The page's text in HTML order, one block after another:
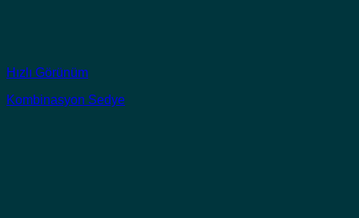
Hızlı Görünüm
Kombinasyon Sedye